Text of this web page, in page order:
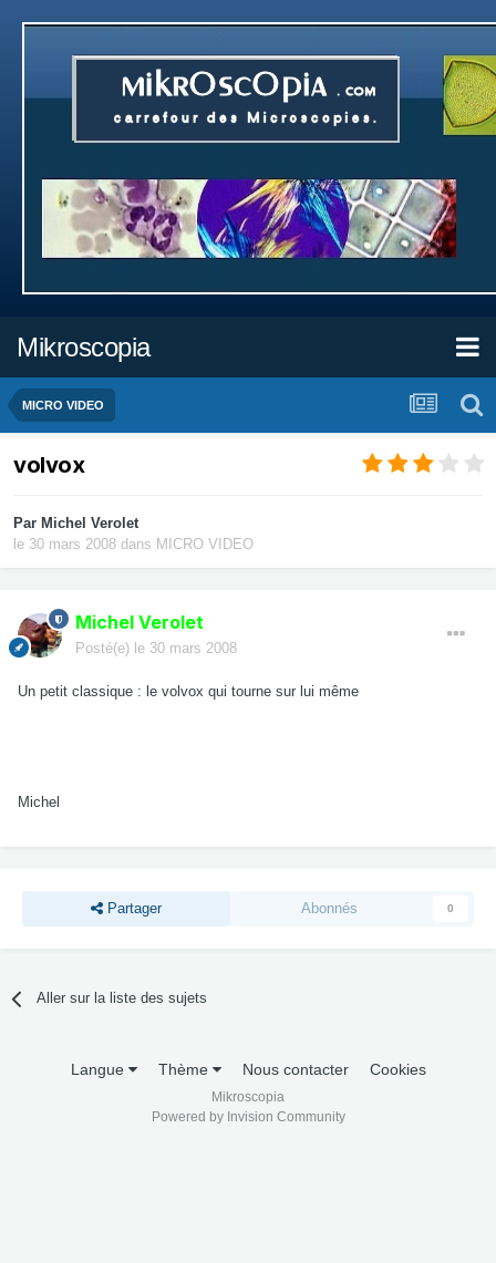
Mikroscopia
MICRO VIDEO
volvox
Par Michel Verolet
le 30 mars 2008 dans MICRO VIDEO
Michel Verolet
Posté(e) le 30 mars 2008
Un petit classique : le volvox qui tourne sur lui même
Michel
Partager Abonnés 0
Aller sur la liste des sujets
Langue Thème Nous contacter Cookies
Mikroscopia
Powered by Invision Community